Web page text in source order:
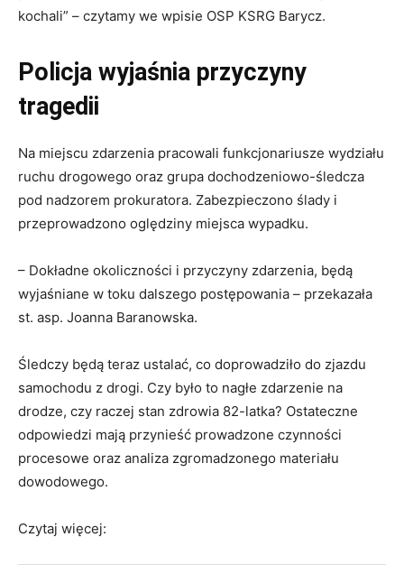
kochali” – czytamy we wpisie OSP KSRG Barycz.
Policja wyjaśnia przyczyny
tragedii
Na miejscu zdarzenia pracowali funkcjonariusze wydziału
ruchu drogowego oraz grupa dochodzeniowo-śledcza
pod nadzorem prokuratora. Zabezpieczono ślady i
przeprowadzono oględziny miejsca wypadku.
– Dokładne okoliczności i przyczyny zdarzenia, będą
wyjaśniane w toku dalszego postępowania – przekazała
st. asp. Joanna Baranowska.
Śledczy będą teraz ustalać, co doprowadziło do zjazdu
samochodu z drogi. Czy było to nagłe zdarzenie na
drodze, czy raczej stan zdrowia 82-latka? Ostateczne
odpowiedzi mają przynieść prowadzone czynności
procesowe oraz analiza zgromadzonego materiału
dowodowego.
Czytaj więcej: